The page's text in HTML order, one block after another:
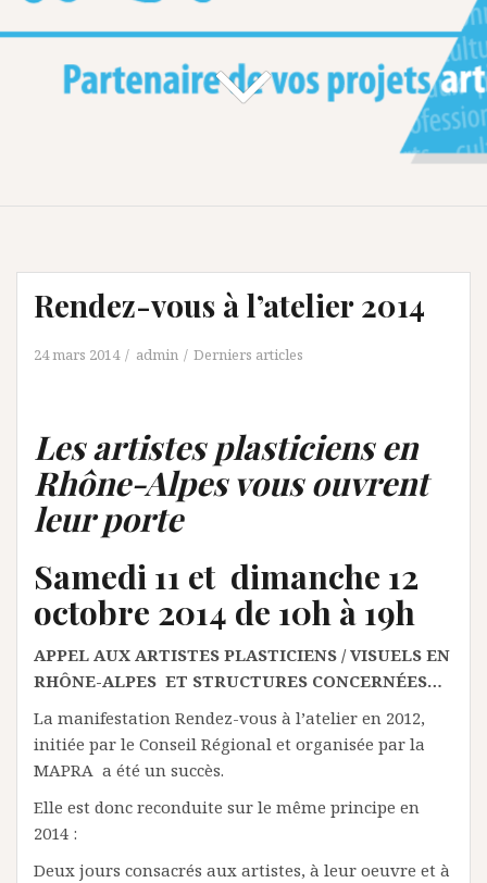
Rendez-vous à l’atelier 2014
24 mars 2014 admin Derniers articles
Les artistes plasticiens en
Rhône-Alpes vous ouvrent
leur porte
Samedi 11 et dimanche 12
octobre 2014 de 10h à 19h
APPEL AUX ARTISTES PLASTICIENS / VISUELS EN
RHÔNE-ALPES ET STRUCTURES CONCERNÉES…
La manifestation Rendez-vous à l’atelier en 2012,
initiée par le Conseil Régional et organisée par la
MAPRA a été un succès.
Elle est donc reconduite sur le même principe en
2014 :
Deux jours consacrés aux artistes, à leur oeuvre et à